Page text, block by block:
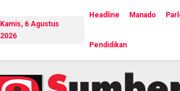
Kamis, 6 Agustus
2026
Headline Manado
Pendidikan